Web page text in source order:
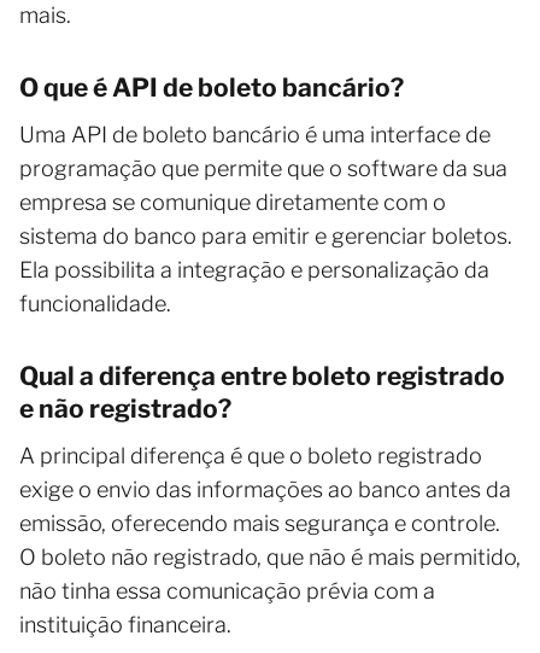
mais.
O que é API de boleto bancário?
Uma API de boleto bancário é uma interface de
programação que permite que o software da sua
empresa se comunique diretamente com o
sistema do banco para emitir e gerenciar boletos.
Ela possibilita a integração e personalização da
funcionalidade.
Qual a diferença entre boleto registrado
e não registrado?
A principal diferença é que o boleto registrado
exige o envio das informações ao banco antes da
emissão, oferecendo mais segurança e controle.
O boleto não registrado, que não é mais permitido,
não tinha essa comunicação prévia com a
instituição financeira.